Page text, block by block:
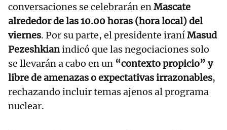
conversaciones se celebrarán enMascate
alrededor de las 10.00 horas (hora local) del
viernes. Por su parte, el presidente iraníMasud
Pezeshkianindicó que las negociaciones solo
se llevarán a cabo en un “contexto propicio” y
libre de amenazas o expectativas irrazonables,
rechazando incluir temas ajenos al programa
nuclear.